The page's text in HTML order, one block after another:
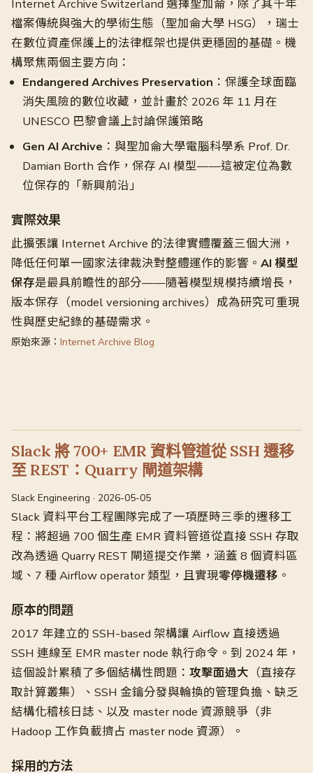
Internet Archive Switzerland 選擇聖加侖，除了其千年
檔案傳統與強大的學術生態（聖加侖大學 HSG），瑞士
在數位資產保護上的法律框架也提供更穩固的基礎。機
構聚焦兩個主要方向：
Endangered Archives Preservation ：保護全球面臨
消失風險的數位收藏，並計畫於 2026 年 11 月在
UNESCO 巴黎會議上討論保護策略
Gen AI Archive ：與聖加侖大學電腦科學系 Prof. Dr.
Damian Borth 合作，保存 AI 模型——這被定位為數
位保存的「新興前沿」
實際效果
此擴張讓 Internet Archive 的法律實體覆蓋三個大洲，
降低任何單一國家法律裁決對整體運作的影響。 AI 模型
保存是最具前瞻性的部分——隨著模型規模持續增長，
版本保存（model versioning archives）成為研究可重現
性與歷史紀錄的基礎需求。
原始來源： Internet Archive Blog
Slack 將 700+ EMR 資料管道從 SSH 遷移
至 REST：Quarry 閘道架構
Slack Engineering · 2026-05-05
Slack 資料平台工程團隊完成了一項歷時三季的遷移工
程：將超過 700 個生產 EMR 資料管道從直接 SSH 存取
改為透過 Quarry REST 閘道提交作業，涵蓋 8 個資料區
域、7 種 Airflow operator 類型，且實現零停機遷移 。
原本的問題
2017 年建立的 SSH-based 架構讓 Airflow 直接透過
SSH 連線至 EMR master node 執行命令。到 2024 年，
這個設計累積了多個結構性問題： 攻擊面過大 （直接存
取計算叢集）、SSH 金鑰分發與輪換的管理負擔、缺乏
結構化稽核日誌、以及 master node 資源競爭（非
Hadoop 工作負載擠占 master node 資源）。
採用的方法